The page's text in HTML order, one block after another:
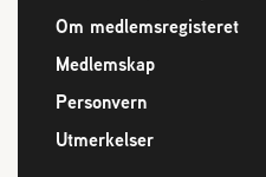
Om medlemsregisteret
Medlemskap
Personvern
Utmerkelser